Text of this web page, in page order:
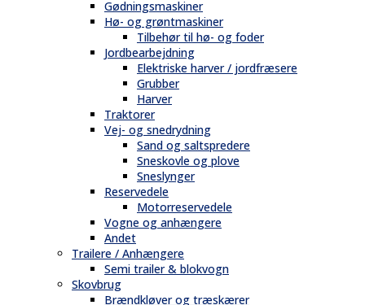
Gødningsmaskiner
Hø- og grøntmaskiner
Tilbehør til hø- og foder
Jordbearbejdning
Elektriske harver / jordfræsere
Grubber
Harver
Traktorer
Vej- og snedrydning
Sand og saltspredere
Sneskovle og plove
Sneslynger
Reservedele
Motorreservedele
Vogne og anhængere
Andet
Trailere / Anhængere
Semi trailer & blokvogn
Skovbrug
Brændkløver og træskærer